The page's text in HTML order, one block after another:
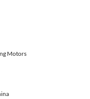
Motors